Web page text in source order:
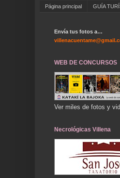
Página principal GUÍA
LO QUE
Envía tus fotos a…
WEB DE CONCURSOS
Ver miles de fotos y
Necrológicas Villena